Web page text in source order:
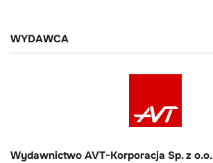
WYDAWCA
Wydawnictwo AVT-Korporacja Sp. z o.o.